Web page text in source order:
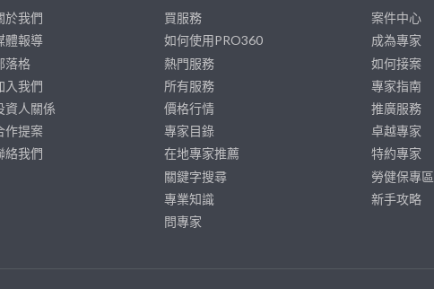
於我們
體報導
落格
入我們
資人關係
作提案
絡我們
買服務
如何使用PRO360
熱門服務
所有服務
價格行情
專家目錄
在地專家推薦
關鍵字搜尋
專業知識
問專家
案件中心
成為專家
如何接案
專家指南
推廣服務
卓越專家
特約專家
勞健保專區
新手攻略